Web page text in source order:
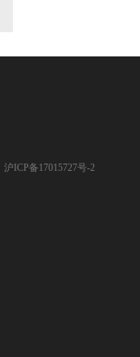
沪ICP备17015727号-2